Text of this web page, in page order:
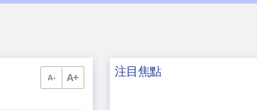
A- A+ 注目焦點